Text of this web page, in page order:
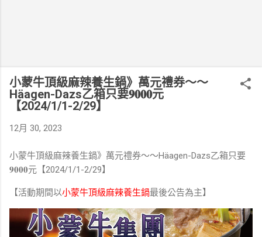
小蒙牛頂級麻辣養生鍋》萬元禮券～～
Häagen-Dazs乙箱只要𝟗𝟎𝟎𝟎元
【2024/1/1-2/29】
12月 30, 2023
小蒙牛頂級麻辣養生鍋》萬元禮券～～Häagen-Dazs乙箱只要
𝟗𝟎𝟎𝟎元【2024/1/1-2/29】
【活動期間以小蒙牛頂級麻辣養生鍋最後公告為主】